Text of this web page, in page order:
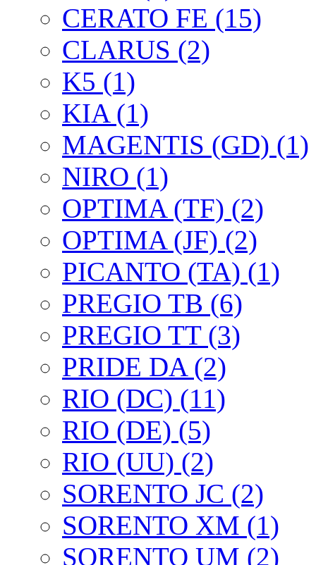
CERATO FE (15)
CLARUS (2)
K5 (1)
KIA (1)
MAGENTIS (GD) (1)
NIRO (1)
OPTIMA (TF) (2)
OPTIMA (JF) (2)
PICANTO (TA) (1)
PREGIO TB (6)
PREGIO TT (3)
PRIDE DA (2)
RIO (DC) (11)
RIO (DE) (5)
RIO (UU) (2)
SORENTO JC (2)
SORENTO XM (1)
SORENTO UM (2)